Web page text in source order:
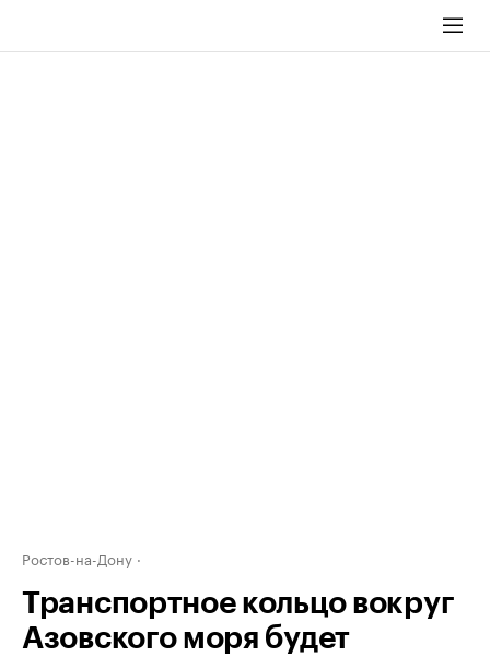
Ростов-на-Дону
Транспортное кольцо вокруг
Азовского моря будет